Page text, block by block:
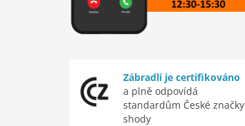
Zábradlí je certifikováno
a plně odpovídá
standardům České značky
shody